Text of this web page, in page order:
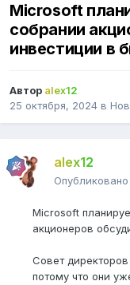
Microsoft
собрании
инвестиции в
Автор alex12
25 октября, 2024 в
alex12
Опубликовано
Microsoft
акционеров
Совет
потому что они